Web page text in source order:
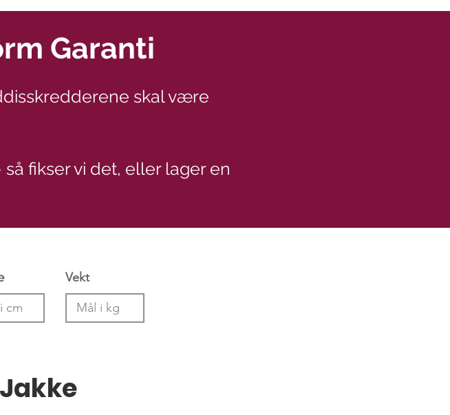
Garanti
skal være
fikser vi det, eller lager en
Vekt